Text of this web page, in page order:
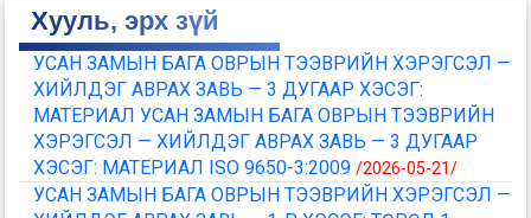
урьж байна/2026-05-25/
АЖЛЫН БАЙРНЫ СУЛ ОРОН ТООНД АЖИЛТАН
СОНГОН ШАЛГАРУУЛАХ ЖУРАМ/2026-05-07/
АЛБАН ТУШААЛЫН ТОДОРХОЙЛОЛТ 2026 ОН
04-08/
МОНГОЛ УЛСЫН ДАЛАЙН ЗАХИРГААНЫ 2025 ОНЫ
ҮЙЛ АЖИЛЛАГААНЫ ТАЙЛАН/2026-03-27/
Хууль, эрх зүй
УСАН ЗАМЫН БАГА ОВРЫН ТЭЭВРИЙН ХЭРЭГСЭЛ —
ХИЙЛДЭГ АВРАХ ЗАВЬ — 3 ДУГААР ХЭСЭГ:
МАТЕРИАЛ УСАН ЗАМЫН БАГА ОВРЫН ТЭЭВРИЙН
ХЭРЭГСЭЛ — ХИЙЛДЭГ АВРАХ ЗАВЬ — 3 ДУГААР
ХЭСЭГ: МАТЕРИАЛ ISO 9650-3:2009/2026-05-21/
УСАН ЗАМЫН БАГА ОВРЫН ТЭЭВРИЙН ХЭРЭГСЭЛ —